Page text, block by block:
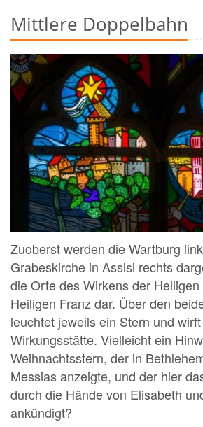
Mittlere Doppelbahn
Zuoberst werden die Wartburg
Grabeskirche in Assisi rechts
die Orte des Wirkens der
Heiligen Franz dar. Über den
leuchtet jeweils ein Stern und
Wirkungsstätte. Vielleicht ein
Weihnachtsstern, der in
Messias anzeigte, und der hier
durch die Hände von Elisabeth
ankündigt?